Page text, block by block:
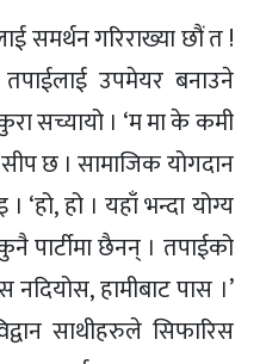
समर्थन गरिराख्या छौं त !
उपमेयर बनाउने
सच्यायो । ‘म मा के कमी
छ । सामाजिक योगदान
‘हो, हो । यहाँ भन्दा योग्य
पार्टीमा छैनन् । तपाईको
नदियोस, हामीबाट पास ।’
साथीहरुले सिफारिस